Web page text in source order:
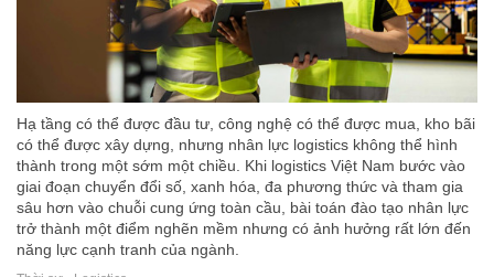
Hạ tầng có thể được đầu tư, công nghệ có thể được mua, kho bãi
có thể được xây dựng, nhưng nhân lực logistics không thể hình
thành trong một sớm một chiều. Khi logistics Việt Nam bước vào
giai đoạn chuyển đổi số, xanh hóa, đa phương thức và tham gia
sâu hơn vào chuỗi cung ứng toàn cầu, bài toán đào tạo nhân lực
trở thành một điểm nghẽn mềm nhưng có ảnh hưởng rất lớn đến
năng lực cạnh tranh của ngành.